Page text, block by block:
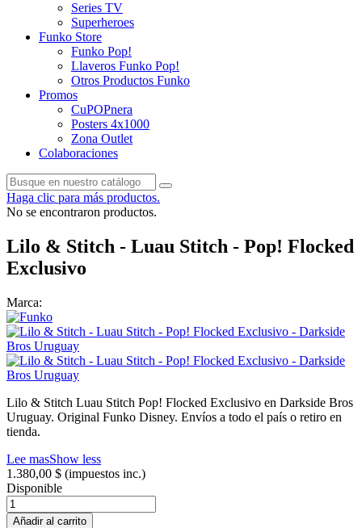
Series TV
Superheroes
Funko Store
Funko Pop!
Llaveros Funko Pop!
Otros Productos Funko
Promos
CuPOPnera
Posters 4x1000
Zona Outlet
Colaboraciones
Haga clic para más productos.
No se encontraron productos.
Lilo & Stitch - Luau Stitch - Pop! Flocked
Exclusivo
Marca:
Lilo & Stitch Luau Stitch Pop! Flocked Exclusivo en Darkside Bros
Uruguay. Original Funko Disney. Envíos a todo el país o retiro en
tienda.
Lee masShow less
1.380,00 $ (impuestos inc.)
Disponible
Añadir al carrito